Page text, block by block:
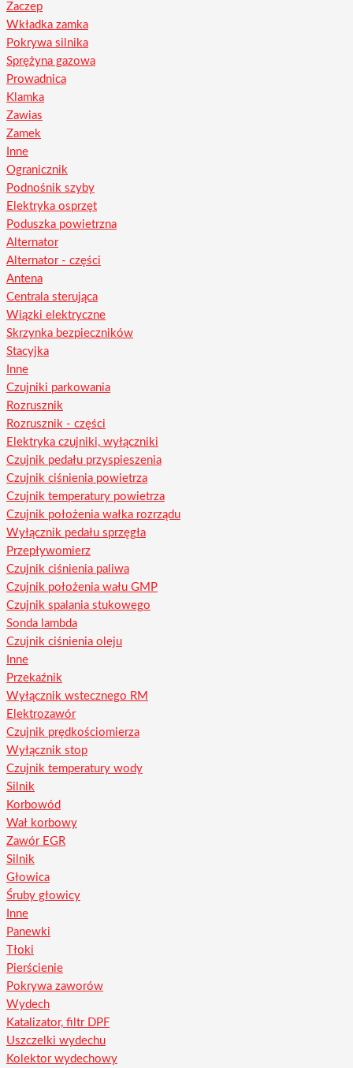
Zaczep
Wkładka zamka
Pokrywa silnika
Sprężyna gazowa
Prowadnica
Klamka
Zawias
Zamek
Inne
Ogranicznik
Podnośnik szyby
Elektryka osprzęt
Poduszka powietrzna
Alternator
Alternator - części
Antena
Centrala sterująca
Wiązki elektryczne
Skrzynka bezpieczników
Stacyjka
Inne
Czujniki parkowania
Rozrusznik
Rozrusznik - części
Elektryka czujniki, wyłączniki
Czujnik pedału przyspieszenia
Czujnik ciśnienia powietrza
Czujnik temperatury powietrza
Czujnik położenia wałka rozrządu
Wyłącznik pedału sprzęgła
Przepływomierz
Czujnik ciśnienia paliwa
Czujnik położenia wału GMP
Czujnik spalania stukowego
Sonda lambda
Czujnik ciśnienia oleju
Inne
Przekaźnik
Wyłącznik wstecznego RM
Elektrozawór
Czujnik prędkościomierza
Wyłącznik stop
Czujnik temperatury wody
Silnik
Korbowód
Wał korbowy
Zawór EGR
Silnik
Głowica
Śruby głowicy
Inne
Panewki
Tłoki
Pierścienie
Pokrywa zaworów
Wydech
Katalizator, filtr DPF
Uszczelki wydechu
Kolektor wydechowy